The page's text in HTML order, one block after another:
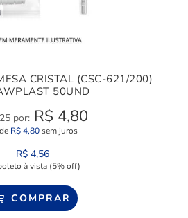
CRISTAL (CSC-621/200)
50UND
por: R$ 4,80
R$4,80sem juros
R$ 4,56
à vista (5% off)
COMPRAR